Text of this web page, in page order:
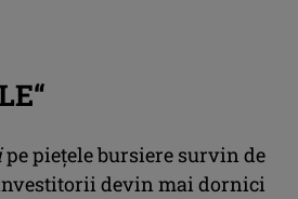
pe pieţele bursiere survin de
devin mai dornici